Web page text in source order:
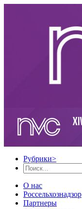
Рубрики>
О нас
Россельхознадзор
Партнеры